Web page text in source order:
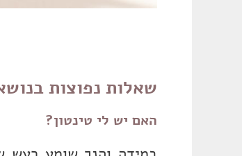
שאלות נפוצות
האם יש לי טינטון?